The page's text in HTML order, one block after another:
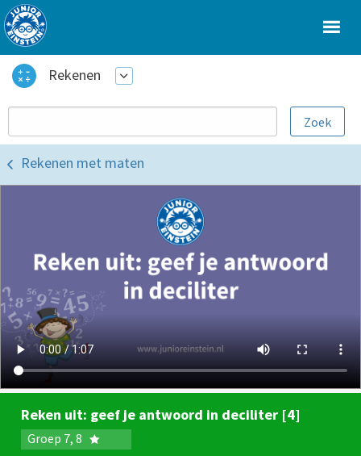
Rekenen
Rekenen met maten
Reken uit: geef je antwoord in deciliter [4]
Groep 7, 8